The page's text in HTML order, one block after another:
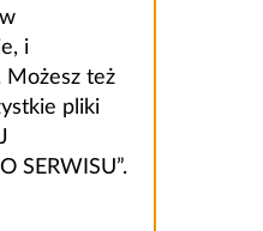
i
Możesz też
pliki
SERWISU”.